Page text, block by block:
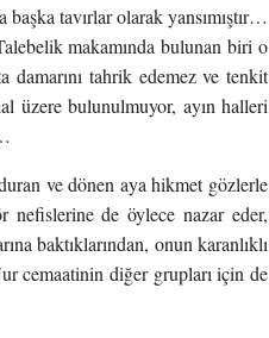
tavırlar olarak yansımıştır…
makamında bulunan biri o
damarını tahrik edemez ve tenkit
üzere bulunulmuyor, ayın halleri
ve dönen aya hikmet gözlerle
nefislerine de öylece nazar eder,
baktıklarından, onun karanlıklı
cemaatinin diğer grupları için de